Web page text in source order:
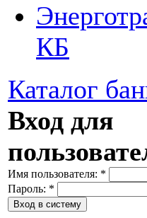
КБ
Каталог
Вход для
Имя пользователя: *
Пароль: *